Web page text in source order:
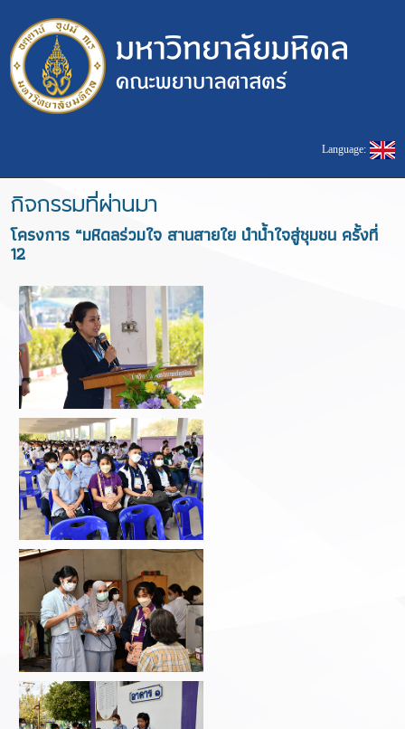
Language:
กิจกรรมที่ผ่านมา
โครงการ “มหิดลร่วมใจ สานสายใย นำน้ำใจสู่ชุมชน ครั้งที่
12